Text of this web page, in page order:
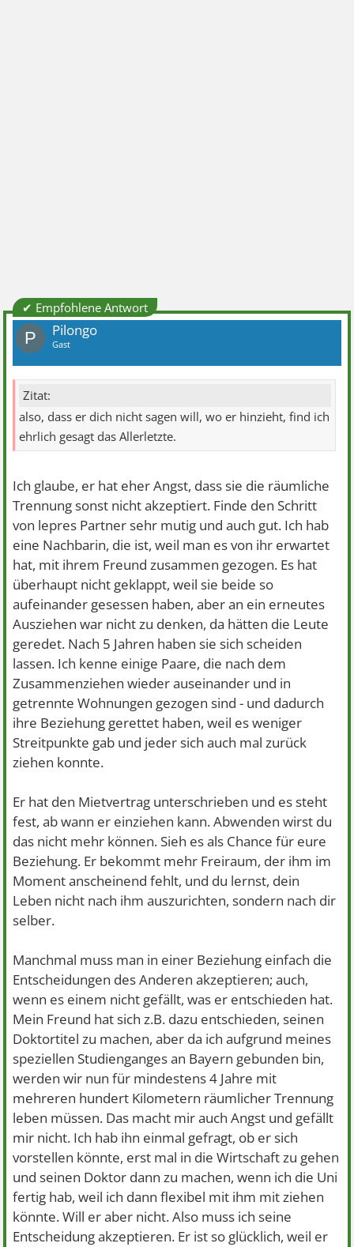
✔ Empfohlene Antwort
P Pilongo
Gast
Zitat:
also, dass er dich nicht sagen will, wo er hinzieht, find ich
ehrlich gesagt das Allerletzte.
Ich glaube, er hat eher Angst, dass sie die räumliche
Trennung sonst nicht akzeptiert. Finde den Schritt
von lepres Partner sehr mutig und auch gut. Ich hab
eine Nachbarin, die ist, weil man es von ihr erwartet
hat, mit ihrem Freund zusammen gezogen. Es hat
überhaupt nicht geklappt, weil sie beide so
aufeinander gesessen haben, aber an ein erneutes
Ausziehen war nicht zu denken, da hätten die Leute
geredet. Nach 5 Jahren haben sie sich scheiden
lassen. Ich kenne einige Paare, die nach dem
Zusammenziehen wieder auseinander und in
getrennte Wohnungen gezogen sind - und dadurch
ihre Beziehung gerettet haben, weil es weniger
Streitpunkte gab und jeder sich auch mal zurück
ziehen konnte.
Er hat den Mietvertrag unterschrieben und es steht
fest, ab wann er einziehen kann. Abwenden wirst du
das nicht mehr können. Sieh es als Chance für eure
Beziehung. Er bekommt mehr Freiraum, der ihm im
Moment anscheinend fehlt, und du lernst, dein
Leben nicht nach ihm auszurichten, sondern nach dir
selber.
Manchmal muss man in einer Beziehung einfach die
Entscheidungen des Anderen akzeptieren; auch,
wenn es einem nicht gefällt, was er entschieden hat.
Mein Freund hat sich z.B. dazu entschieden, seinen
Doktortitel zu machen, aber da ich aufgrund meines
speziellen Studienganges an Bayern gebunden bin,
werden wir nun für mindestens 4 Jahre mit
mehreren hundert Kilometern räumlicher Trennung
leben müssen. Das macht mir auch Angst und gefällt
mir nicht. Ich hab ihn einmal gefragt, ob er sich
vorstellen könnte, erst mal in die Wirtschaft zu gehen
und seinen Doktor dann zu machen, wenn ich die Uni
fertig hab, weil ich dann flexibel mit ihm mit ziehen
könnte. Will er aber nicht. Also muss ich seine
Entscheidung akzeptieren. Er ist so glücklich, weil er